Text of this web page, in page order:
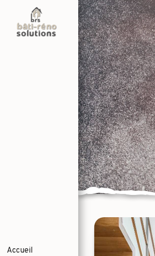
Accueil
Panneau de gestion des cookies